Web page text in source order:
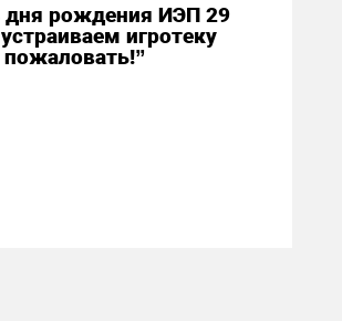
дня рождения ИЭП 29
игротеку